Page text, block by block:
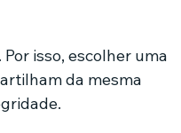
isso, escolher uma
da mesma